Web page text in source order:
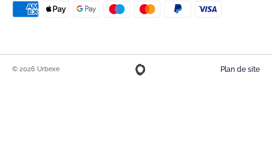
© 2026 Urbexe Plan de site